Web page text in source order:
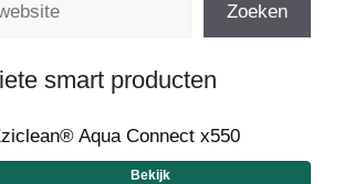
Zoeken
smart producten
Aqua Connect x550
Bekijk